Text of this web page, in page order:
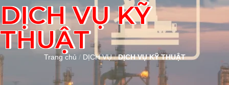
DỊCH VỤ KỸ
THUẬT
Trang chủ / DỊCH VỤ/DỊCH VỤ KỸ THUẬT